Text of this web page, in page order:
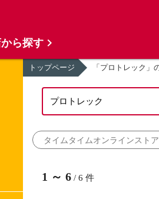
トップページ 「プロトレック」
タイムタイムオンラインストア
1 ～ 6 / 6 件
ら探す